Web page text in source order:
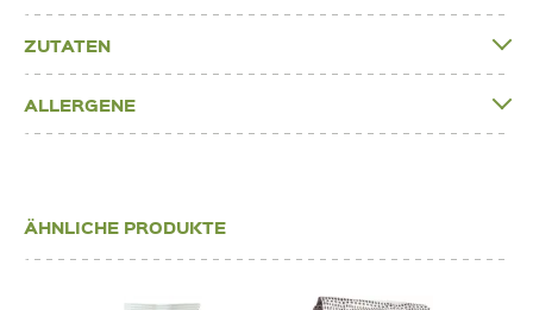
ZUTATEN
ALLERGENE
ÄHNLICHE PRODUKTE